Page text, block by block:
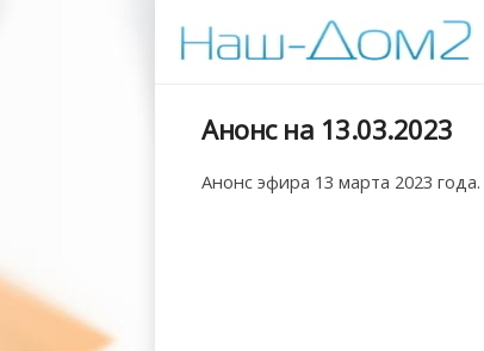
Анонс на 13.03.2023
Анонс эфира 13 марта 2023 года.